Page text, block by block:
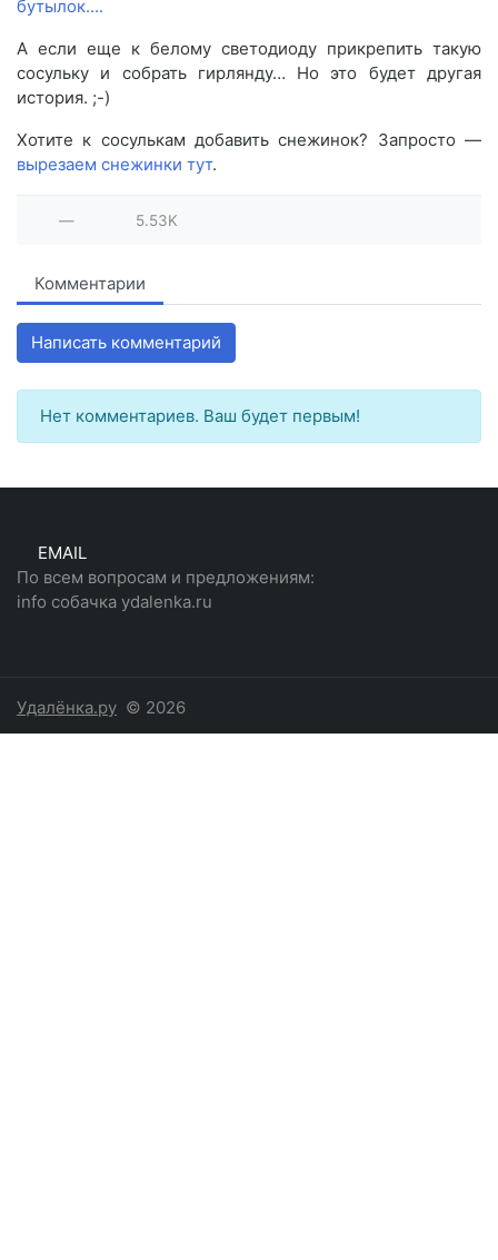
А если еще к белому светодиоду прикрепить такую
сосульку и собрать гирлянду… Но это будет другая
история. ;-)
Хотите к сосулькам добавить снежинок? Запросто —
вырезаем снежинки тут.
— 5.53K
Комментарии
Написать комментарий
Нет комментариев. Ваш будет первым!
EMAIL
По всем вопросам и предложениям:
info собачка ydalenka.ru
Удалёнка.ру © 2026